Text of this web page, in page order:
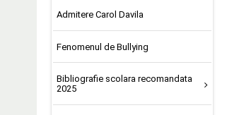
Admitere Carol Davila
Fenomenul de Bullying
Bibliografie scolara recomandata
2025